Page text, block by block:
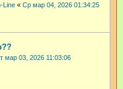
Line « Ср мар 04, 2026 01:34:25
мар 03, 2026 11:03:06